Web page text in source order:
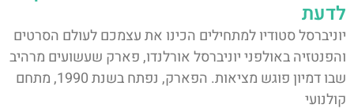
לדעת
יוניברסל סטודיו למתחילים הכינו את עצמכם לעולם הסרטים
והפנטזיה באולפני יוניברסל אורלנדו, פארק שעשועים מרהיב
שבו דמיון פוגש מציאות. הפארק, נפתח בשנת 1990, מתחם
קולנועי